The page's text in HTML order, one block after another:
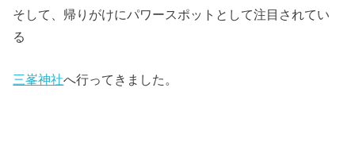
そして、帰りがけにパワースポットとして注目されてい
る
三峯神社へ行ってきました。